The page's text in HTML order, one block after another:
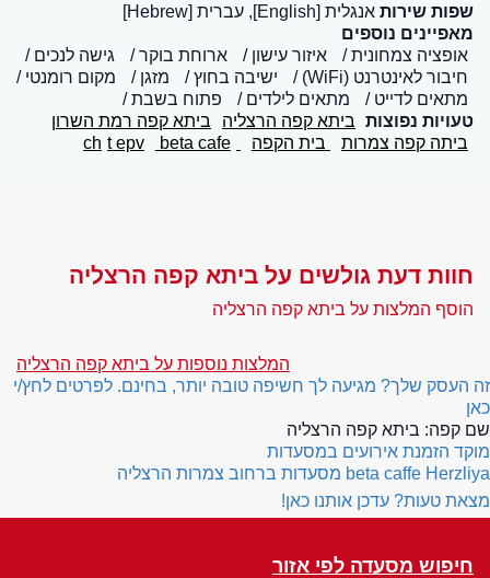
שפות שירות אנגלית [English], עברית [Hebrew]
מאפיינים נוספים
אופציה צמחונית
איזור עישון ארוחת בוקר
גישה לנכים
חיבור לאינטרנט (WiFi)
ישיבה בחוץ מזגן
מקום רומנטי
מתאים לדייט
מתאים לילדים
פתוח בשבת
טעויות נפוצות ביתא קפה הרצליה
ביתא קפה רמת השרון
ביתה קפה צמרות
בית הקפה t epv beta cafe
חוות דעת גולשים על ביתא קפה הרצליה
הוסף המלצות על ביתא קפה הרצליה
המלצות נוספות על ביתא קפה הרצליה
זה העסק שלך? מגיעה לך חשיפה טובה יותר, בחינם. לפרטים לחץ/י
כאן
שם קפה: ביתא קפה הרצליה
מוקד הזמנת אירועים במסעדות
beta caffe Herzliya מסעדות ברחוב צמרות הרצליה
מצאת טעות? עדכן אותנו כאן!
חיפוש מסעדה לפי אזור